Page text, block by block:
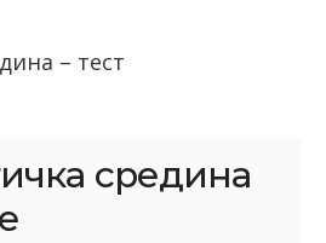
– тест
средина